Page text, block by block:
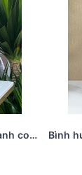
Bình dáng tỏi sứ men xanh coban - BHL 39